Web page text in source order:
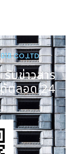
CO.,LTD
บข่าวสาร
ด้ตลอด 24